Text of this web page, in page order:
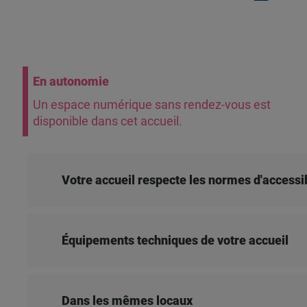
En autonomie
Un espace numérique sans rendez-vous est
disponible dans cet accueil.
Votre accueil respecte les normes
Équipements techniques de votre accueil
Dans les mêmes locaux